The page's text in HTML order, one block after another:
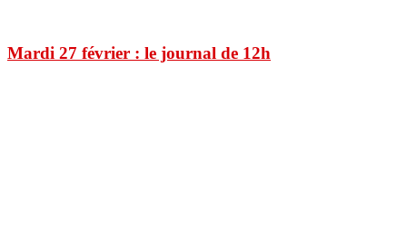
Mardi 27 février : le journal de 12h